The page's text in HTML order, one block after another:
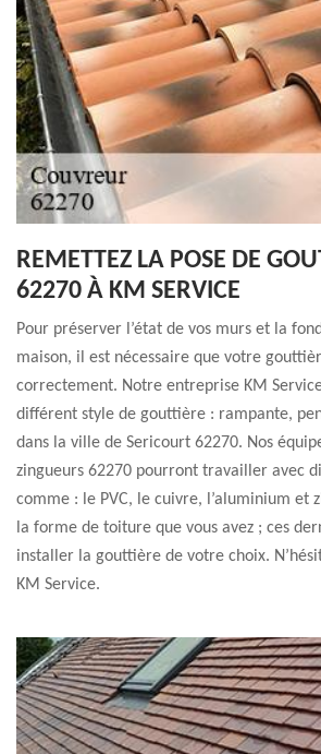
REMETTEZ LA POSE DE
62270 À KM SERVICE
Pour préserver l’état de vos murs et la
maison, il est nécessaire que votre
correctement. Notre entreprise KM
différent style de gouttière : rampante,
dans la ville de Sericourt 62270. Nos
zingueurs 62270 pourront travailler avec
comme : le PVC, le cuivre, l’aluminium et
la forme de toiture que vous avez ; ces
installer la gouttière de votre choix.
KM Service.